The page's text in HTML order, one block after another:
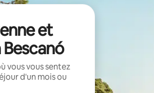
et
vous vous sentez
d'un mois ou